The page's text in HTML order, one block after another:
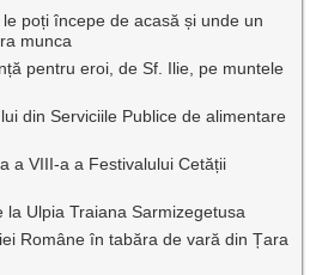
poți începe de acasă și unde un
munca
pentru eroi, de Sf. Ilie, pe muntele
din Serviciile Publice de alimentare
a VIII-a a Festivalului Cetății
la Ulpia Traiana Sarmizegetusa
Române în tabăra de vară din Țara